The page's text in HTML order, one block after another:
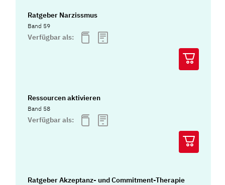
Ratgeber Narzissmus
Band 59
Verfügbar als:
Ressourcen aktivieren
Band 58
Verfügbar als:
Ratgeber Akzeptanz- und Commitment-Therapie